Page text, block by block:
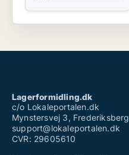
Lagerformidling.dk
c/o Lokaleportalen.dk
Mynstersvej 3, Frederiksberg
support@lokaleportalen.dk
CVR: 29605610